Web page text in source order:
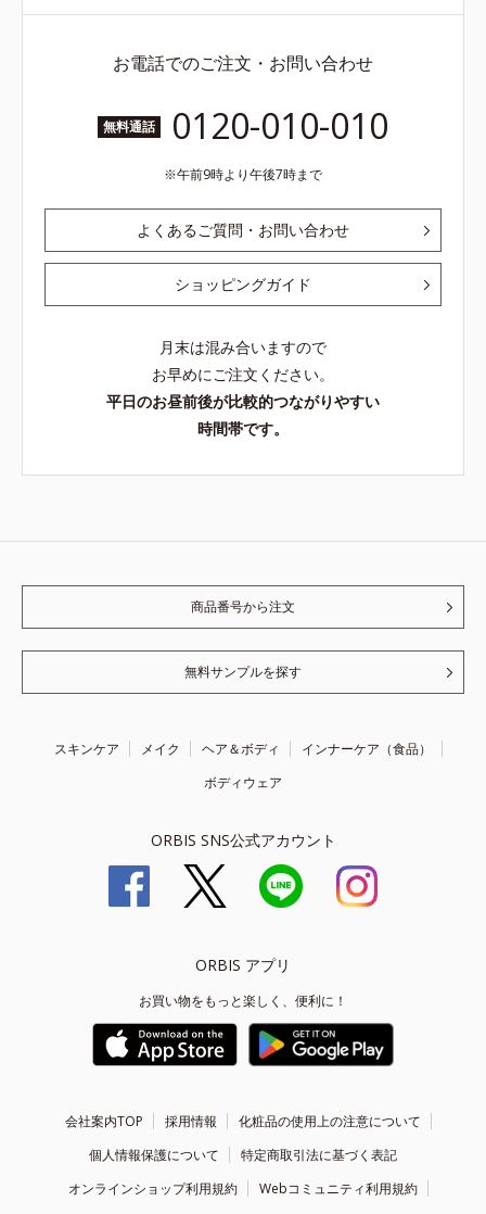
お電話でのご注文・お問い合わせ
無料通話 0120-010-010
午前9時より午後7時まで
よくあるご質問・お問い合わせ
ショッピングガイド
月末は混み合いますので
お早めにご注文ください。
平日のお昼前後が比較的つながりやすい
時間帯です。
商品番号から注文
無料サンプルを探す
スキンケア メイク ヘア＆ボディ
インナーケア（食品）
ボディウェア
ORBIS SNS公式アカウント
ORBIS アプリ
お買い物をもっと楽しく、便利に！
会社案内TOP 採用情報
化粧品の使用上の注意について
個人情報保護について
特定商取引法に基づく表記
オンラインショップ利用規約
Webコミュニティ利用規約